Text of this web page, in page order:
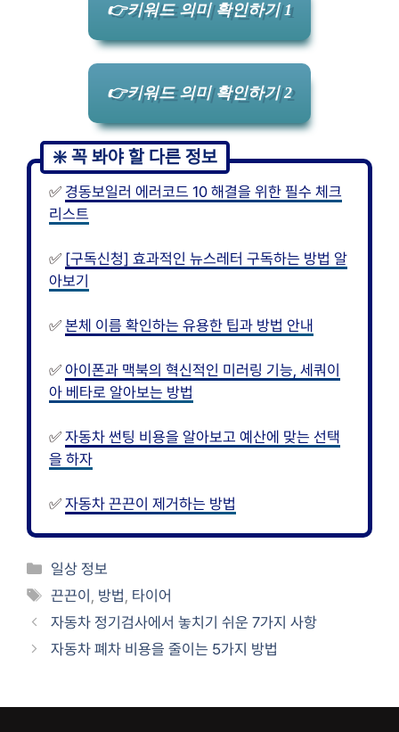
👉키워드 의미 확인하기 1
👉키워드 의미 확인하기 2
✅ 경동보일러 에러코드 10 해결을 위한 필수 체크
리스트
✅ [구독신청] 효과적인 뉴스레터 구독하는 방법 알
아보기
✅ 본체 이름 확인하는 유용한 팁과 방법 안내
✅ 아이폰과 맥북의 혁신적인 미러링 기능, 세쿼이
아 베타로 알아보는 방법
✅ 자동차 썬팅 비용을 알아보고 예산에 맞는 선택
을 하자
✅ 자동차 끈끈이 제거하는 방법
카
테
리
일상 정보
태
그
끈끈이 방법 타이어
자동차 정기검사에서 놓치기 쉬운 7가지 사항
자동차 폐차 비용을 줄이는 5가지 방법